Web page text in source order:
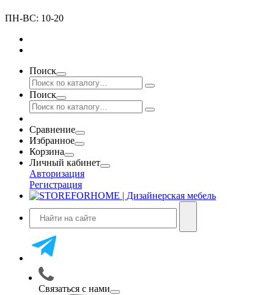
ПН-ВС: 10-20
Поиск
Поиск
Сравнение
Избранное
Корзина
Личный кабинет
Авторизация
Регистрация
Связаться с нами